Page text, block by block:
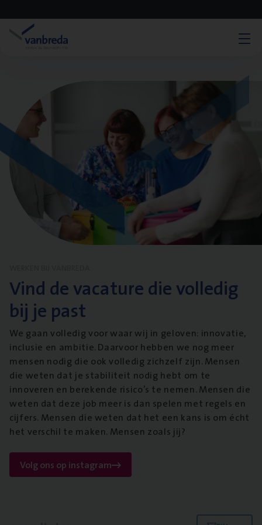
Vind de vacature die volledig
bij je past
We gaan volledig voor waar wij in geloven: innovatie,
inclusie en ambitie. Daarvoor hebben we nog meer
mensen nodig die ook volledig zichzelf zijn. Mensen
die weten dat je stabiliteit nodig hebt om te
innoveren en berekende risico’s te nemen. Mensen die
weten dat deze job meer is dan spelen met regels en
cijfers. Mensen die weten dat het een kans is om écht
het verschil te maken. Mensen zoals jij?
Volg ons op instagram